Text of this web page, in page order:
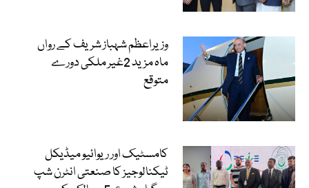
وزیراعظم شہباز شریف کے رواں
ماہ مزید 2غیر ملکی دورے
متوقع
کامسٹیک اور ریوائیو میڈیکل
ٹیکنالوجیز کا صنعتی انٹرن شپ